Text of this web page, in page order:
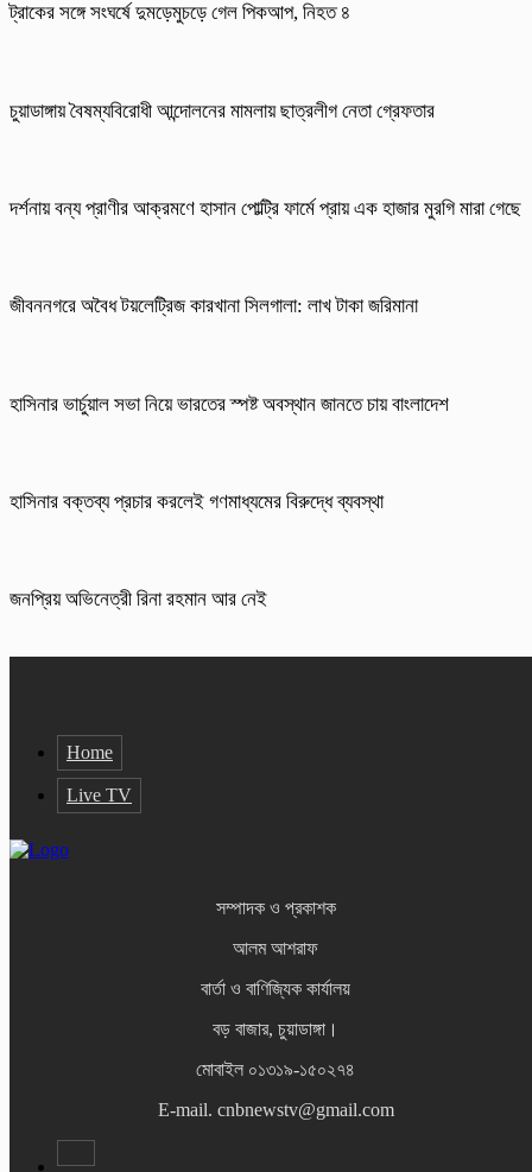
ট্রাকের সঙ্গে সংঘর্ষে দুমড়েমুচড়ে গেল পিকআপ, নিহত ৪
চুয়াডাঙ্গায় বৈষম্যবিরোধী আন্দোলনের মামলায় ছাত্রলীগ নেতা গ্রেফতার
দর্শনায় বন্য প্রাণীর আক্রমণে হাসান পোল্ট্রি ফার্মে প্রায় এক হাজার মুরগি মারা গেছে
জীবননগরে অবৈধ টয়লেট্রিজ কারখানা সিলগালা: লাখ টাকা জরিমানা
হাসিনার ভার্চুয়াল সভা নিয়ে ভারতের স্পষ্ট অবস্থান জানতে চায় বাংলাদেশ
হাসিনার বক্তব্য প্রচার করলেই গণমাধ্যমের বিরুদ্ধে ব্যবস্থা
জনপ্রিয় অভিনেত্রী রিনা রহমান আর নেই
Home
Live TV
সম্পাদক ও প্রকাশক
আলম আশরাফ
বার্তা ও বাণিজ্যিক কার্যালয়
বড় বাজার, চুয়াডাঙ্গা।
মোবাইল ০১৩১৯-১৫০২৭৪
E-mail. cnbnewstv@gmail.com